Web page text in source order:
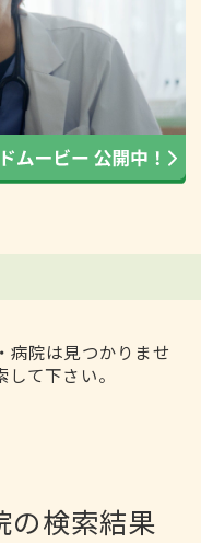
病院は見つかりませ
て下さい。
の検索結果